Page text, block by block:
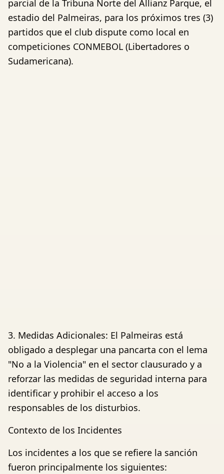
parcial de la Tribuna Norte del Allianz Parque, el
estadio del Palmeiras, para los próximos tres (3)
partidos que el club dispute como local en
competiciones CONMEBOL (Libertadores o
Sudamericana).
3. Medidas Adicionales: El Palmeiras está
obligado a desplegar una pancarta con el lema
"No a la Violencia" en el sector clausurado y a
reforzar las medidas de seguridad interna para
identificar y prohibir el acceso a los
responsables de los disturbios.
Contexto de los Incidentes
Los incidentes a los que se refiere la sanción
fueron principalmente los siguientes: